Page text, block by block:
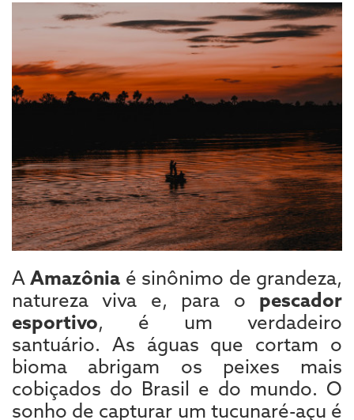
AAmazônia é sinônimo de grandeza,
natureza viva e, para o pescador
esportivo, é um verdadeiro
santuário. As águas que cortam o
bioma abrigam os peixes mais
cobiçados do Brasil e do mundo. O
sonho de capturar um tucunaré-açu é